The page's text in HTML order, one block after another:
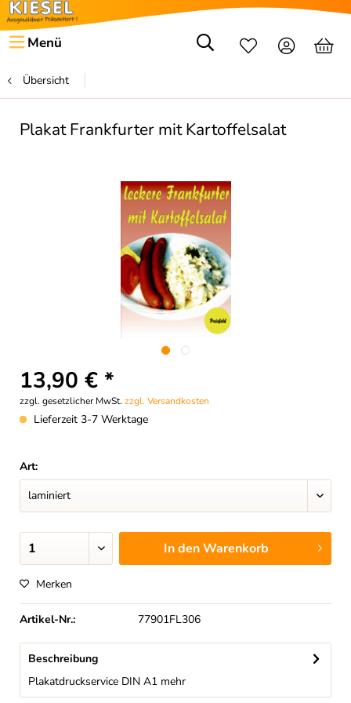
Menü
Übersicht
Plakat Frankfurter mit Kartoffelsalat
13,90 € *
zzgl. gesetzlicher MwSt. zzgl. Versandkosten
Lieferzeit 3-7 Werktage
Art:
In denWarenkorb
Merken
Artikel-Nr.: 77901FL306
Beschreibung
Plakatdruckservice DIN A1 mehr